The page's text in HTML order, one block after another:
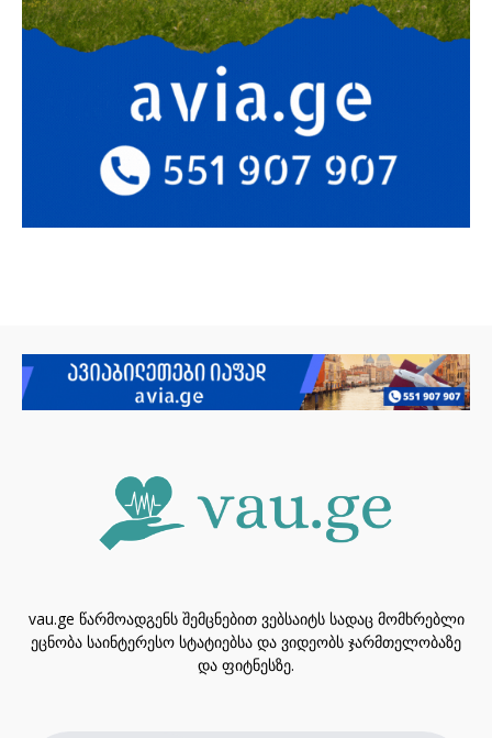
vau.ge წარმოადგენს შემცნებით ვებსაიტს სადაც მომხრებლი
ეცნობა საინტერესო სტატიებსა და ვიდეობს ჯარმთელობაზე
და ფიტნესზე.